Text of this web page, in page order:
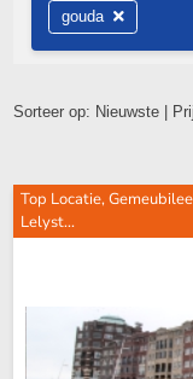
Sorteer op: Nieuwste|
Top Locatie,
Lelyst...
gouda